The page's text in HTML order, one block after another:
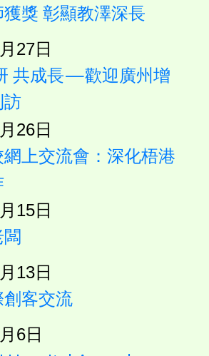
獎 彰顯教澤深長
27日
共成長—歡迎廣州增
訪
26日
上交流會：深化梧港
15日
13日
客交流
6日